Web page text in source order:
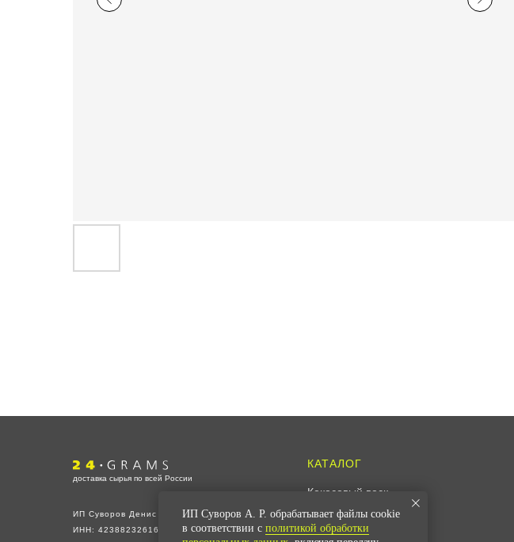
КАТАЛОГ
Кокосовый воск
Соевый воск
Все для диффузоров
доставка сырья по всей России
ИП Суворов Денис Петрович
ИНН: 423882326168
ИП Суворов А. Р. обрабатывает файлы cookie
в соответствии с политикой обработки